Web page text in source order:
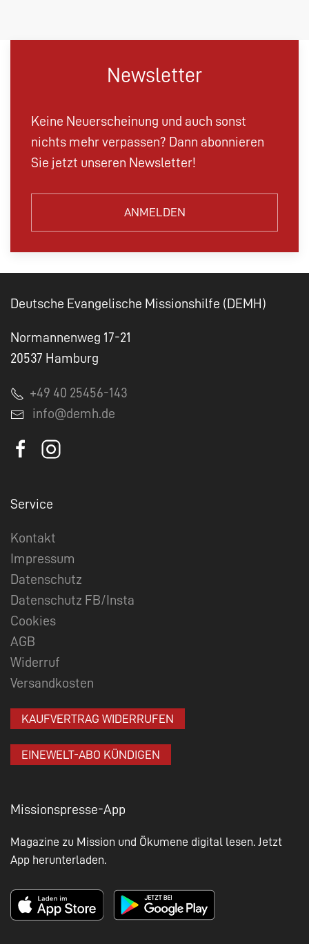
Newsletter
Keine Neuerscheinung und auch sonst
nichts mehr verpassen? Dann abonnieren
Sie jetzt unseren Newsletter!
ANMELDEN
Deutsche Evangelische Missionshilfe (DEMH)
Normannenweg 17-21
20537 Hamburg
+49 40 25456-143
info@demh.de
Service
Kontakt
Impressum
Datenschutz
Datenschutz FB/Insta
Cookies
AGB
Widerruf
Versandkosten
KAUFVERTRAG WIDERRUFEN
EINEWELT-ABO KÜNDIGEN
Missionspresse-App
Magazine zu Mission und Ökumene digital lesen. Jetzt
App herunterladen.